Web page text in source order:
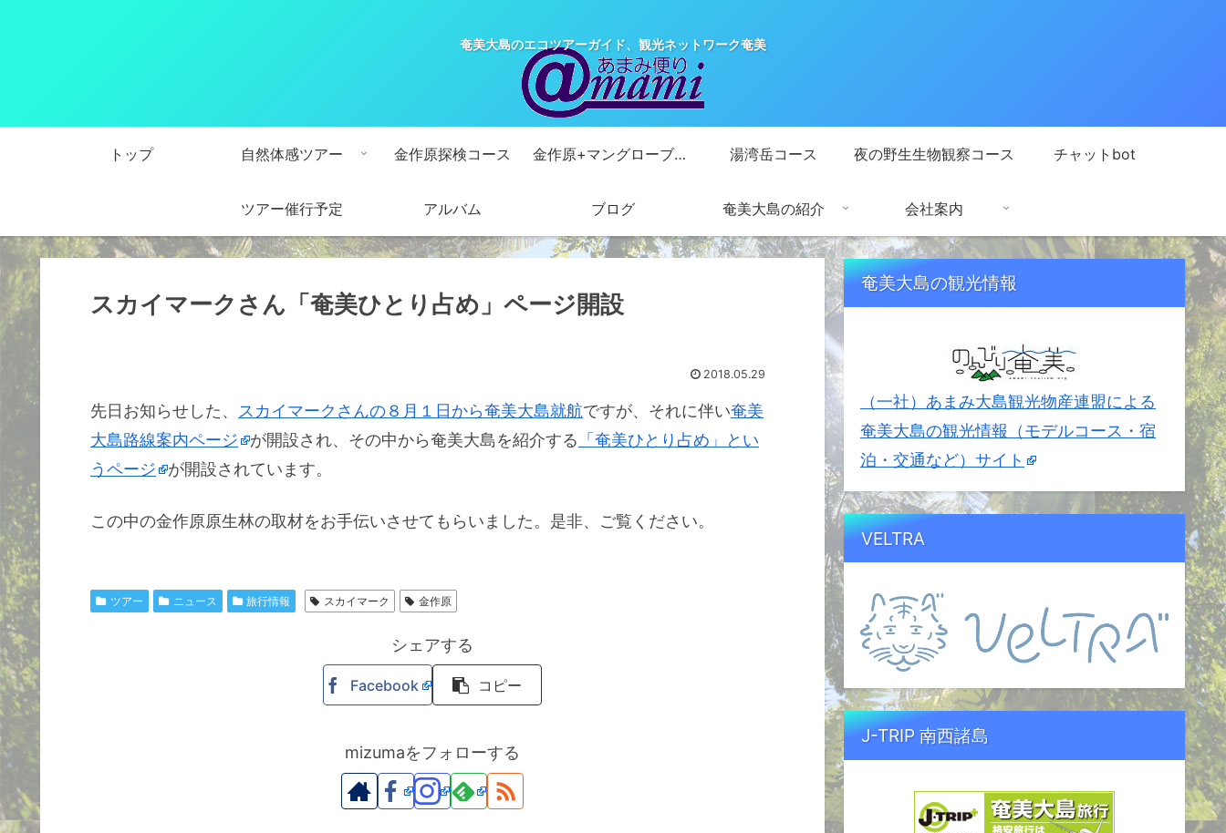
奄美大島のエコツアーガイド、観光ネットワーク奄美
トップ 自然体感ツアー 金作原探検コース 金作原+マングローブカヌーコース 湯湾岳コース 夜の野生生物観察コース チャットbot
ツアー催行予定 アルバム ブログ 奄美大島の紹介 会社案内
スカイマークさん「奄美ひとり占め」ページ開設
2018.05.29
先日お知らせした、 スカイマークさんの８月１日から奄美大島就航ですが、それに伴い奄美
大島路線案内ページ
が開設され、その中から奄美大島を紹介する 「奄美ひとり占め」とい
うページ
が開設されています。
この中の金作原原生林の取材をお手伝いさせてもらいました。是非、ご覧ください。
ツアー ニュース 旅行情報 スカイマーク 金作原
シェアする
Facebook コピー
mizumaをフォローする
奄美大島の観光情報
（一社）あまみ大島観光物産連盟による
奄美大島の観光情報（モデルコース・宿
泊・交通など）サイト
VELTRA
J-TRIP 南西諸島